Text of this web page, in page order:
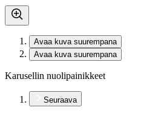
Avaa kuva suurempana
Avaa kuva suurempana
Karusellin nuolipainikkeet
Seuraava